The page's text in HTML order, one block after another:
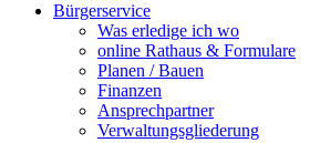
Bürgerservice
Was erledige ich wo
online Rathaus & Formulare
Planen / Bauen
Finanzen
Ansprechpartner
Verwaltungsgliederung